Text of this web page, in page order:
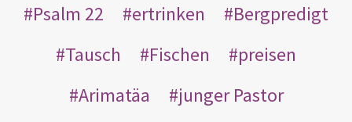
Psalm 22
ertrinken
Bergpredigt
Tausch
Fischen
preisen
Arimatäa
junger Pastor